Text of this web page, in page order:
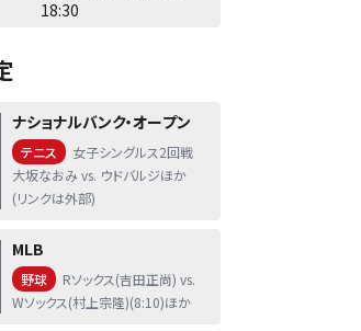
佐野日大
18:30
ナショナルバンク・オープン
テニス
女子シングルス2回戦
大坂なおみ vs. ウドバルジほか
(リンクは外部)
MLB
野球
Rソックス(吉田正尚) vs.
Wソックス(村上宗隆)(8:10)ほか